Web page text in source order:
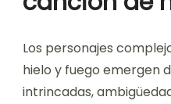
Los personajes
hielo y fuego emergen
intrincadas,